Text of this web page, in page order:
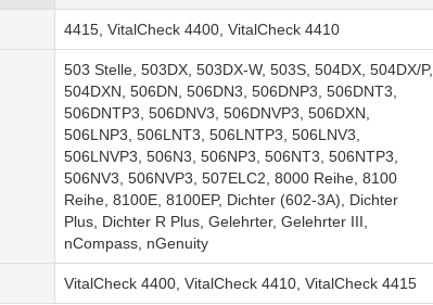
4415, VitalCheck 4400, VitalCheck 4410
503 Stelle, 503DX, 503DX-W, 503S, 504DX, 504DX/P,
504DXN, 506DN, 506DN3, 506DNP3, 506DNT3,
506DNTP3, 506DNV3, 506DNVP3, 506DXN,
506LNP3, 506LNT3, 506LNTP3, 506LNV3,
506LNVP3, 506N3, 506NP3, 506NT3, 506NTP3,
506NV3, 506NVP3, 507ELC2, 8000 Reihe, 8100
Reihe, 8100E, 8100EP, Dichter (602-3A), Dichter
Plus, Dichter R Plus, Gelehrter, Gelehrter III,
nCompass, nGenuity
VitalCheck 4400, VitalCheck 4410, VitalCheck 4415